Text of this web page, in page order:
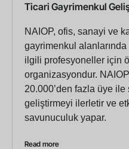
Ticari Gayrimenkul
NAIOP, ofis, sanayi ve
gayrimenkul
ilgili profesyoneller için
organizasyondur.
20.000’den fazla üye
geliştirmeyi ilerletir ve
savunuculuk yapar.
Read more